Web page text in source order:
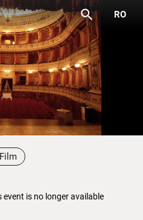
search RO
Film
is no longer available